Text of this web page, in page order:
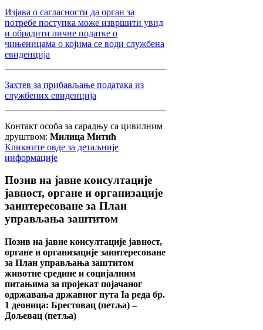
Изјава о сагласности да орган за
потребе поступка може извршити увид
и обрадити личне податке о
чињеницама о којима се води службена
евиденција
Захтев за прибављање података из
службених евиденција
Контакт особа за сарадњу са цивилним
друштвом: Милица Митић
Кликните овде за детаљније
информације
Позив на јавне консултације
јавност, органе и организације
заинтересоване за План
управљања заштитом
Позив на јавне консултације јавност,
органе и организације заинтересоване
за План управљања заштитом
животне средине и социјалним
питањима за пројекат појачаног
одржавања државног пута Ia реда бр.
1 деоница: Брестовац (петља) –
Дољевац (петља)